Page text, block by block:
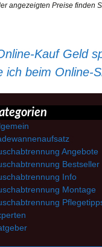
angezeigten Preise finden
Kauf Geld
ich beim Online-
Angebote
Bestseller
Info
Montage